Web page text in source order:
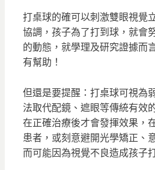
打桌球的確可以刺激雙眼視覺
協調，孩子為了打到球，就會
的動態，就學理及研究證據而
有幫助！
但還是要提醒：打桌球可視為
法取代配鏡、遮眼等傳統有效
在正確治療後才會發揮效果，
患者，或刻意避開光學矯正、
而可能因為視覺不良造成孩子